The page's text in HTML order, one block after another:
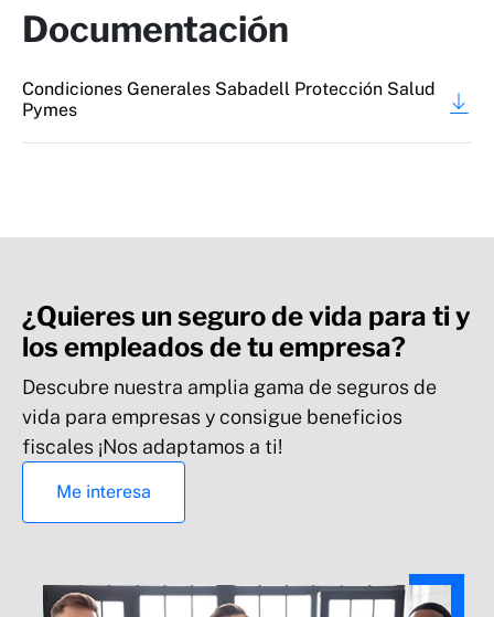
Documentación
Condiciones Generales Sabadell Protección Salud
Pymes
¿Quieres un seguro de vida para ti y
los empleados de tu empresa?
Descubre nuestra amplia gama de seguros de
vida para empresas y consigue beneficios
fiscales ¡Nos adaptamos a ti!
Me interesa